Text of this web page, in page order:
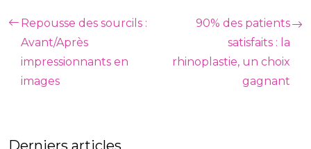
Repousse des sourcils :
Avant/Après
impressionnants en
images
90% des patients
satisfaits : la
rhinoplastie, un choix
gagnant
Derniers articles